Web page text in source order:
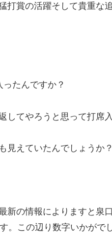
賞の活躍そして貴重な
たんですか？
してやろうと思って打席
見えていたんでしょうか？
新の情報によりますと泉
。この辺り数字いかがで